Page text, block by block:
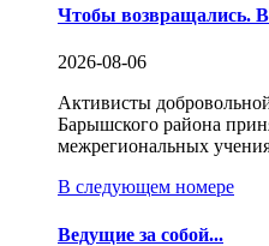
Чтобы возвращались.
2026-08-06
Активисты
Барышского района
межрегиональных
В следующем номере
Ведущие за собой...